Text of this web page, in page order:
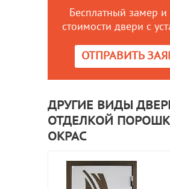
Бесплатный замер и
стоимости двери с
ОТПРАВИТЬ
ДРУГИЕ ВИДЫ
ОТДЕЛКОЙ
ОКРАС